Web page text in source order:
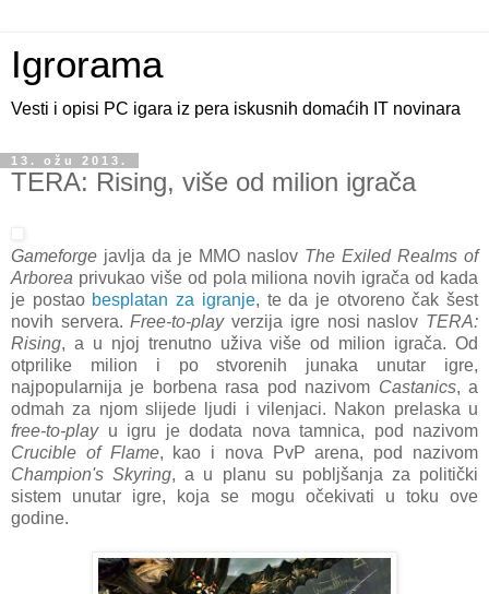
Igrorama
Vesti i opisi PC igara iz pera iskusnih domaćih IT novinara
13. ožu 2013.
TERA: Rising, više od milion igrača
Gameforge javlja da je MMO naslov The Exiled Realms of
Arborea privukao više od pola miliona novih igrača od kada
je postao besplatan za igranje, te da je otvoreno čak šest
novih servera.Free-to-playverzija igre nosi naslov TERA:
Rising, a u njoj trenutno uživa više od milion igrača. Od
otprilike milion i po stvorenih junaka unutar igre,
najpopularnija je borbena rasa pod nazivom Castanics, a
odmah za njom slijede ljudi i vilenjaci. Nakon prelaska u
free-to-playu igru je dodata nova tamnica, pod nazivom
Crucible of Flame, kao i nova PvP arena, pod nazivom
Champion's Skyring, a u planu su pobljšanja za politički
sistem unutar igre, koja se mogu očekivati u toku ove
godine.